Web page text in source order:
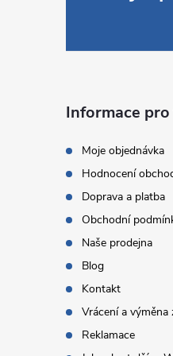
Informace pro
Moje objednávka
Hodnocení
Doprava a platba
Obchodní
Naše prodejna
Blog
Kontakt
Vrácení a výměna
Reklamace